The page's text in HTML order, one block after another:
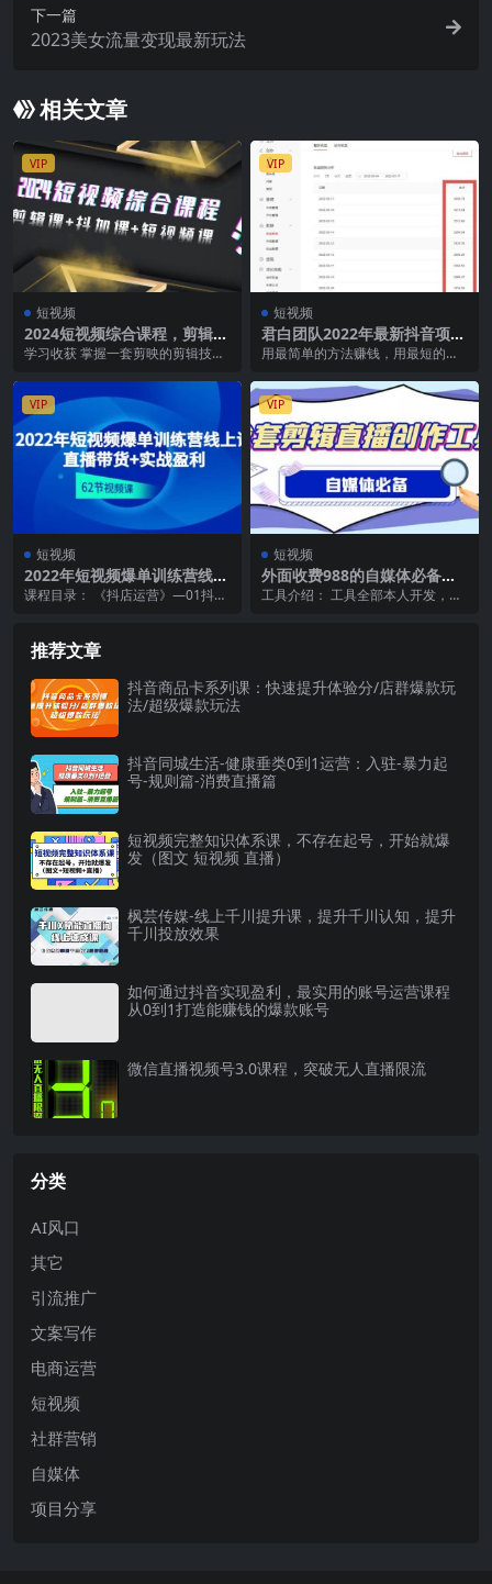
下一篇
2023美女流量变现最新玩法
相关文章
VIP
短视频
2024短视频综合课程，剪辑课
+抖加课+短视频课（48节）
学习收获 掌握一套剪映的剪辑技巧
何制作高质量视...
VIP
短视频
君白团队2022年最新抖音项目
课程，抖音书单号+抖音影视
用最简单的方法赚钱，用最短的时
学，最大程度避免踩坑，...
VIP
短视频
2022年短视频爆单训练营线上
课：直播带货+实操盈利（62
课程目录： 《抖店运营》—01抖音
VIP
短视频
外面收费988的自媒体必备全
套工具，一个软件全都有了
工具介绍： 工具全部本人开发，单
推荐文章
抖音商品卡系列课：快速提升体验分/店群爆款玩
法/超级爆款玩法
抖音同城生活-健康垂类0到1运营：入驻-暴力起
号-规则篇-消费直播篇
短视频完整知识体系课，不存在起号，开始就爆
发（图文 短视频 直播）
枫芸传媒-线上千川提升课，提升千川认知，提升
千川投放效果
如何通过抖音实现盈利，最实用的账号运营课程
从0到1打造能赚钱的爆款账号
微信直播视频号3.0课程，突破无人直播限流
分类
AI风口
其它
引流推广
文案写作
电商运营
短视频
社群营销
自媒体
项目分享